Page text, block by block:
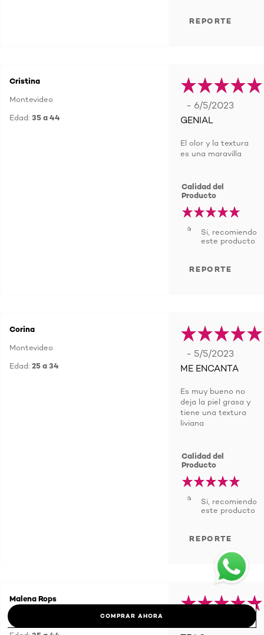
REPORTE
Cristina
Montevideo
Edad: 35 a 44
- 6/5/2023
GENIAL
El olor y la textura
es una maravilla
Calidad del
Producto
Si, recomiendo
este producto
REPORTE
Corina
Montevideo
Edad: 25 a 34
- 5/5/2023
ME ENCANTA
Es muy bueno no
deja la piel grasa y
tiene una textura
liviana
Calidad del
Producto
Si, recomiendo
este producto
REPORTE
Malena Rops
COMPRAR AHORA